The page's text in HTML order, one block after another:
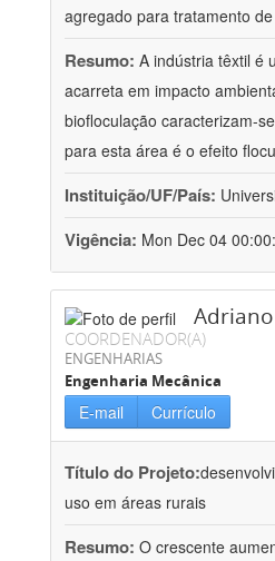
agregado para tratamento
Resumo: A indústria têxtil é
acarreta em impacto
biofloculação caracterizam-
para esta área é o efeito
Instituição/UF/País:
Vigência: Mon Dec 04
COORDENADOR(A)
ENGENHARIAS
Engenharia Mecânica
E-mail Currículo
Título do Projeto:
uso em áreas rurais
Resumo: O crescente